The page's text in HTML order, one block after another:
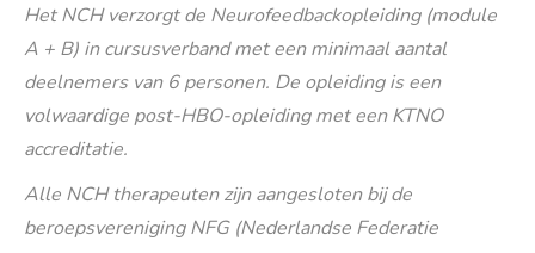
Het NCH verzorgt de Neurofeedbackopleiding (module
A + B) in cursusverband met een minimaal aantal
deelnemers van 6 personen. De opleiding is een
volwaardige post-HBO-opleiding met een KTNO
accreditatie.
Alle NCH therapeuten zijn aangesloten bij de
beroepsvereniging NFG (Nederlandse Federatie